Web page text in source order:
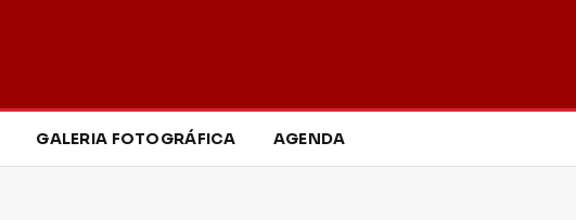
GALERIA FOTOGRÁFICA AGENDA